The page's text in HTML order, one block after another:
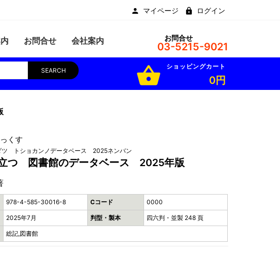
マイページ ログイン
お問合せ 会社案内 お問合せ
03-5215-9021
SEARCH shopping_basket ショッピングカート
0円
くす
ツ トショカンノデータベース 2025ネンバン
つ 図書館のデータベース 2025年版
978-4-585-30016-8 Cコード 0000
2025年7月 判型・製本 四六判・並製 248 頁
総記,図書館